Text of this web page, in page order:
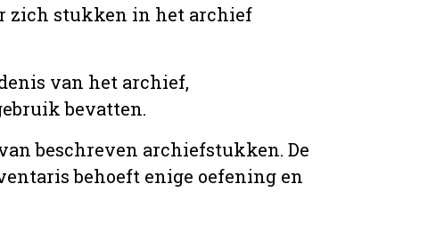
zich stukken in het archief
van het archief,
bevatten.
beschreven archiefstukken. De
behoeft enige oefening en